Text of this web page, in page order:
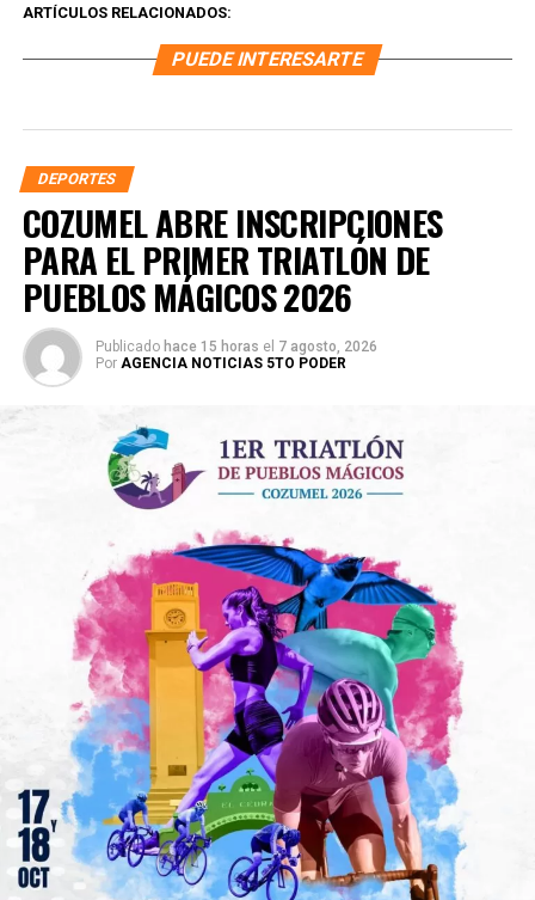
ARTÍCULOS RELACIONADOS:
PUEDE INTERESARTE
DEPORTES
COZUMEL ABRE INSCRIPCIONES
PARA EL PRIMER TRIATLÓN DE
PUEBLOS MÁGICOS 2026
Publicado hace 15 horas el 7 agosto, 2026
Por AGENCIA NOTICIAS 5TO PODER